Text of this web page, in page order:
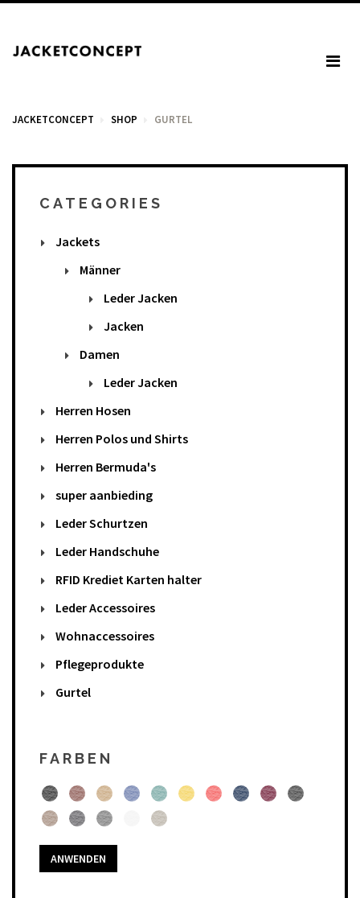
JACKETCONCEPT SHOP GURTEL
WARENKORB
Your cart is empty.
Mehrwertsteuer: 0,00 €
Total: 0,00 €
CATEGORIES
Jackets
Männer
Leder Jacken
Jacken
Damen
Leder Jacken
Herren Hosen
Herren Polos und Shirts
Herren Bermuda's
super aanbieding
Leder Schurtzen
Leder Handschuhe
RFID Krediet Karten halter
Leder Accessoires
Wohnaccessoires
Pflegeprodukte
Gurtel
FARBEN
ANWENDEN